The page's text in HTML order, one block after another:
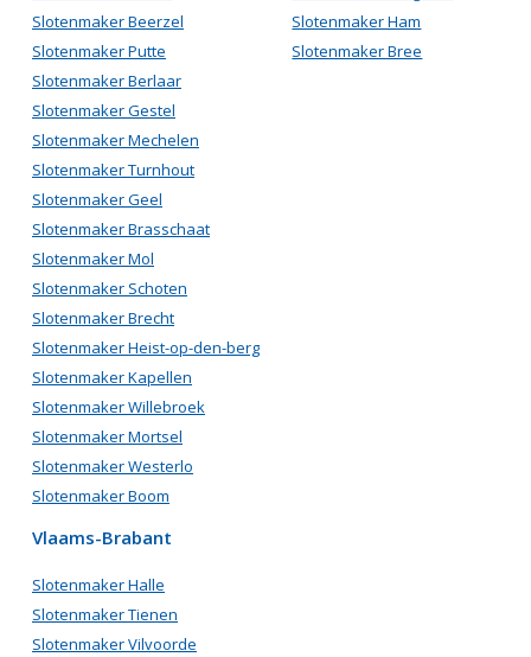
Slotenmaker Beerzel
Slotenmaker Putte
Slotenmaker Berlaar
Slotenmaker Gestel
Slotenmaker Mechelen
Slotenmaker Turnhout
Slotenmaker Geel
Slotenmaker Brasschaat
Slotenmaker Mol
Slotenmaker Schoten
Slotenmaker Brecht
Slotenmaker Heist-op-den-berg
Slotenmaker Kapellen
Slotenmaker Willebroek
Slotenmaker Mortsel
Slotenmaker Westerlo
Slotenmaker Boom
Slotenmaker Ham
Slotenmaker Bree
Vlaams-Brabant
Slotenmaker Halle
Slotenmaker Tienen
Slotenmaker Vilvoorde